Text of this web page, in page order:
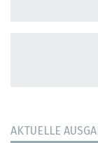
AKTUELLE